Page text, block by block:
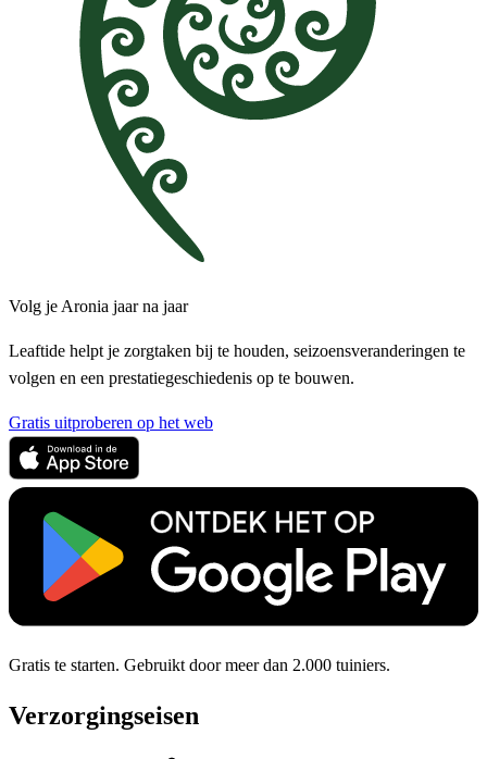
Volg je Aronia jaar na jaar
Leaftide helpt je zorgtaken bij te houden, seizoensveranderingen te
volgen en een prestatiegeschiedenis op te bouwen.
Gratis uitproberen op het web
Gratis te starten. Gebruikt door meer dan 2.000 tuiniers.
Verzorgingseisen